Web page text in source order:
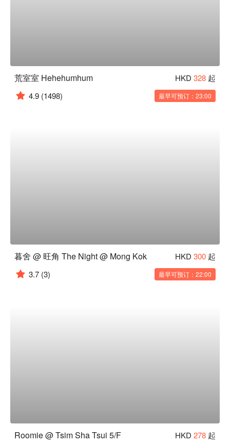
荒室室 Hehehumhum HKD 328 起
4.9 (1498) 最早可预订：23:00
暮舍 @ 旺角 The Night @ Mong Kok HKD 300 起
3.7 (3) 最早可预订：22:00
Roomie @ Tsim Sha Tsui 5/F HKD 278 起